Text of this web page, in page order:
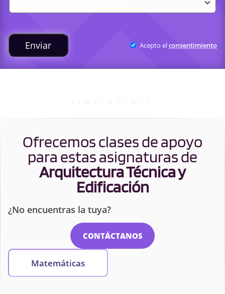
Enviar Acepto elconsentimiento
Ofrecemos clases de apoyo
para estas asignaturas de
Arquitectura Técnica y
Edificación
¿No encuentras la tuya?
CONTÁCTANOS
Matemáticas